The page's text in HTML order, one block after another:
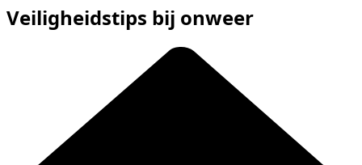
Veiligheidstips bij onweer